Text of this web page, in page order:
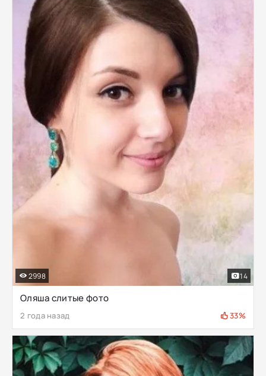
Оляша слитые фото
2 года назад 33%
2998 14